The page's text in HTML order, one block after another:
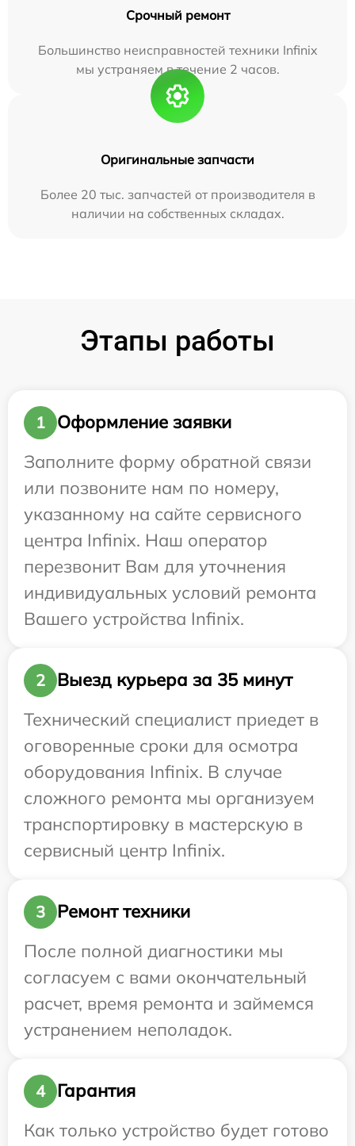
Срочный ремонт
Большинство неисправностей техники Infinix
мы устраняем в течение 2 часов.
Оригинальные запчасти
Более 20 тыс. запчастей от производителя в
наличии на собственных складах.
Этапы работы
1
Оформление заявки
Заполните форму обратной связи
или позвоните нам по номеру,
указанному на сайте сервисного
центра Infinix. Наш оператор
перезвонит Вам для уточнения
индивидуальных условий ремонта
Вашего устройства Infinix.
2
Выезд курьера за 35 минут
Технический специалист приедет в
оговоренные сроки для осмотра
оборудования Infinix. В случае
сложного ремонта мы организуем
транспортировку в мастерскую в
сервисный центр Infinix.
3
Ремонт техники
После полной диагностики мы
согласуем с вами окончательный
расчет, время ремонта и займемся
устранением неполадок.
4
Гарантия
Как только устройство будет готово